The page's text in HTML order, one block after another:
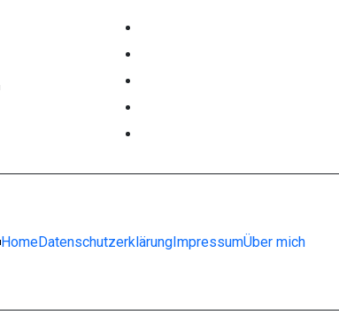
HomeDatenschutzerklärungImpressumÜber mich